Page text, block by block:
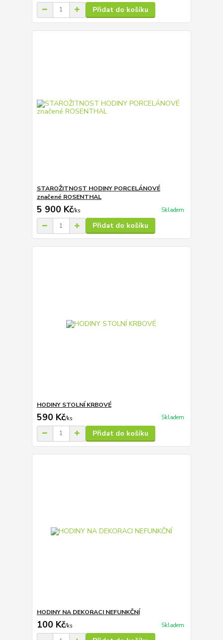
Přidat do košíku
STAROŽITNOST HODINY PORCELÁNOVÉ
značené ROSENTHAL
5 900 Kč/ks Skladem
Přidat do košíku
HODINY STOLNÍ KRBOVÉ
590 Kč/ks Skladem
Přidat do košíku
HODINY NA DEKORACI NEFUNKČNÍ
100 Kč/ks Skladem